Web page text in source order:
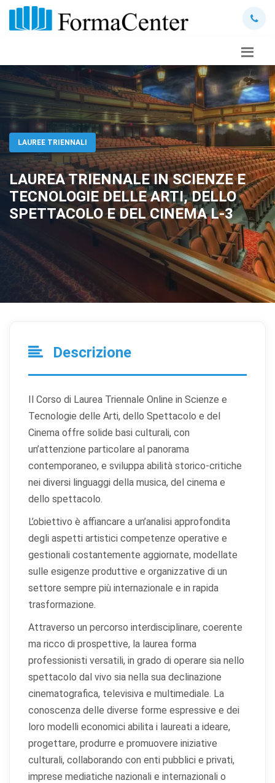
LAUREE TRIENNALI
LAUREA TRIENNALE IN SCIENZE E
TECNOLOGIE DELLE ARTI, DELLO
SPETTACOLO E DEL CINEMA L-3
Descrizione
Il Corso di Laurea Triennale Online in Scienze e
Tecnologie delle Arti, dello Spettacolo e del
Cinema offre solide basi culturali, con
un’attenzione particolare al panorama
contemporaneo, e sviluppa abilità storico-critiche
nei diversi linguaggi della musica, del cinema e
dello spettacolo.
L’obiettivo è affiancare a un’analisi approfondita
degli aspetti artistici competenze operative e
gestionali costantemente aggiornate, modellate
sulle esigenze produttive e organizzative di un
settore sempre più internazionale e in rapida
trasformazione.
Attraverso un percorso interdisciplinare, coerente
ma ricco di prospettive, la laurea forma
professionisti versatili, in grado di operare sia nello
spettacolo dal vivo sia nella sua declinazione
cinematografica, televisiva e multimediale. La
conoscenza delle diverse forme espressive e dei
loro modelli economici abilita i laureati a ideare,
progettare, produrre e promuovere iniziative
culturali, collaborando con enti pubblici e privati,
imprese mediatiche nazionali e internazionali o